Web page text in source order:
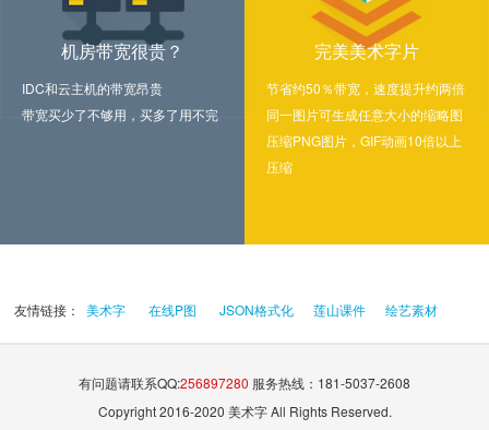
机房带宽很贵？
IDC和云主机的带宽昂贵
带宽买少了不够用，买多了用不完
完美美术字片
节省约50％带宽，速度提升约两倍
同一图片可生成任意大小的缩略图
压缩PNG图片，GIF动画10倍以上
压缩
友情链接：美术字 在线P图 JSON格式化 莲山课件 绘艺素材
有问题请联系QQ:256897280 服务热线：181-5037-2608
Copyright 2016-2020 美术字 All Rights Reserved.